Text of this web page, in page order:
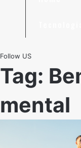
Follow US
Tag:
mental